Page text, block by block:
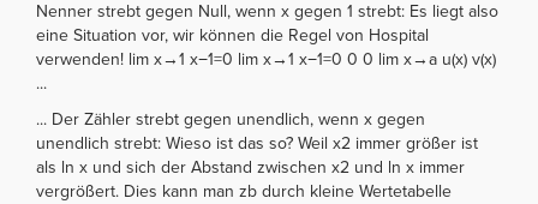
Nenner strebt gegen Null, wenn x gegen 1 strebt: Es liegt also
eine Situation vor, wir können die Regel von Hospital
verwenden! lim x→1 x−1=0 lim x→1 x−1=0 0 0 lim x→a u(x) v(x)
...
... Der Zähler strebt gegen unendlich, wenn x gegen
unendlich strebt: Wieso ist das so? Weil x2 immer größer ist
als ln x und sich der Abstand zwischen x2 und ln x immer
vergrößert. Dies kann man zb durch kleine Wertetabelle